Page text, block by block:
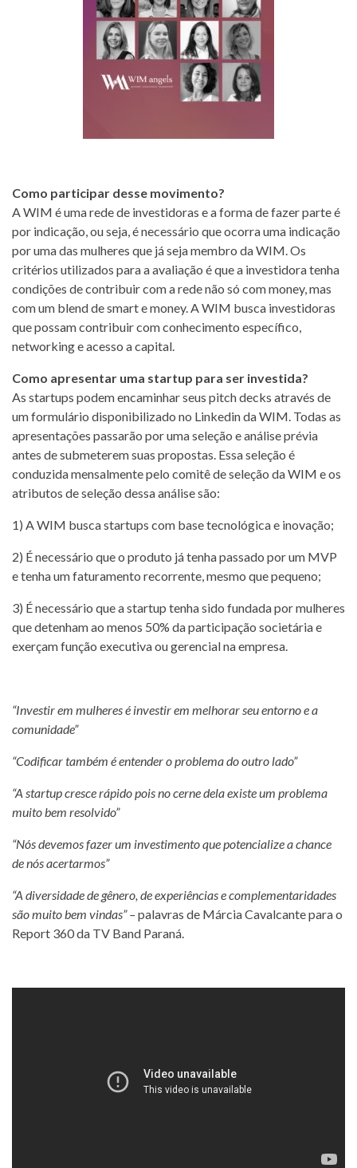
Como participar desse movimento?
A WIM é uma rede de investidoras e a forma de fazer parte é
por indicação, ou seja, é necessário que ocorra uma indicação
por uma das mulheres que já seja membro da WIM. Os
critérios utilizados para a avaliação é que a investidora tenha
condições de contribuir com a rede não só com money, mas
com um blend de smart e money. A WIM busca investidoras
que possam contribuir com conhecimento específico,
networking e acesso a capital.
Como apresentar uma startup para ser investida?
As startups podem encaminhar seus pitch decks através de
um formulário disponibilizado no Linkedin da WIM. Todas as
apresentações passarão por uma seleção e análise prévia
antes de submeterem suas propostas. Essa seleção é
conduzida mensalmente pelo comitê de seleção da WIM e os
atributos de seleção dessa análise são:
1) A WIM busca startups com base tecnológica e inovação;
2) É necessário que o produto já tenha passado por um MVP
e tenha um faturamento recorrente, mesmo que pequeno;
3) É necessário que a startup tenha sido fundada por mulheres
que detenham ao menos 50% da participação societária e
exerçam função executiva ou gerencial na empresa.
“Investir em mulheres é investir em melhorar seu entorno e a
comunidade”
“Codificar também é entender o problema do outro lado”
“A startup cresce rápido pois no cerne dela existe um problema
muito bem resolvido”
“Nós devemos fazer um investimento que potencialize a chance
de nós acertarmos”
“A diversidade de gênero, de experiências e complementaridades
são muito bem vindas” –palavras de Márcia Cavalcante para o
Report 360 da TV Band Paraná.